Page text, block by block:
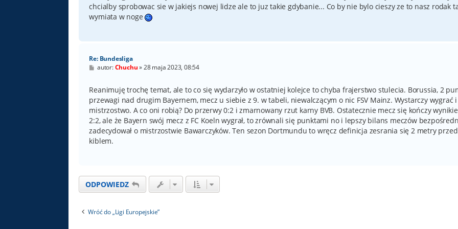
chcialby sprobowac sie w jakiejs nowej lidze ale to juz takie gdybanie... Co by nie bylo cieszy ze to nasz rodak
wymiata w noge
Re: Bundesliga
P
t
autor:Chuchu»28 maja 2023, 08:54
Reanimuję trochę temat, ale to co się wydarzyło w ostatniej kolejce to chyba frajerstwo stulecia. Borussia, 2
przewagi nad drugim Bayernem, mecz u siebie z 9. w tabeli, niewalczącym o nic FSV Mainz. Wystarczy wygrać
mistrzostwo. A co oni robią? Do przerwy 0:2 i zmarnowany rzut karny BVB. Ostatecznie mecz się kończy
2:2, ale że Bayern swój mecz z FC Koeln wygrał, to zrównali się punktami no i lepszy bilans meczów
zadecydował o mistrzostwie Bawarczyków. Ten sezon Dortmundu to wręcz definicja zesrania się 2 metry przed
kiblem.
ODPOWIEDZ
Wróć do „Ligi Europejskie”